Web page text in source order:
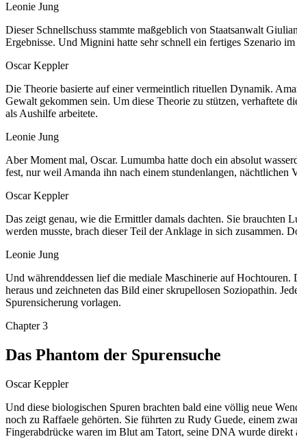
Leonie Jung
Dieser Schnellschuss stammte maßgeblich von Staatsanwalt
Ergebnisse. Und Mignini hatte sehr schnell ein fertiges Szenario
Oscar Keppler
Die Theorie basierte auf einer vermeintlich rituellen Dynamik.
Gewalt gekommen sein. Um diese Theorie zu stützen, verhaftete
als Aushilfe arbeitete.
Leonie Jung
Aber Moment mal, Oscar. Lumumba hatte doch ein absolut
fest, nur weil Amanda ihn nach einem stundenlangen,
Oscar Keppler
Das zeigt genau, wie die Ermittler damals dachten. Sie
werden musste, brach dieser Teil der Anklage in sich zusammen.
Leonie Jung
Und währenddessen lief die mediale Maschinerie auf
heraus und zeichneten das Bild einer skrupellosen Soziopathin.
Spurensicherung vorlagen.
Chapter3
Das Phantom der Spurensuche
Oscar Keppler
Und diese biologischen Spuren brachten bald eine völlig neue
noch zu Raffaele gehörten. Sie führten zu Rudy Guede, einem
Fingerabdrücke waren im Blut am Tatort, seine DNA wurde direkt